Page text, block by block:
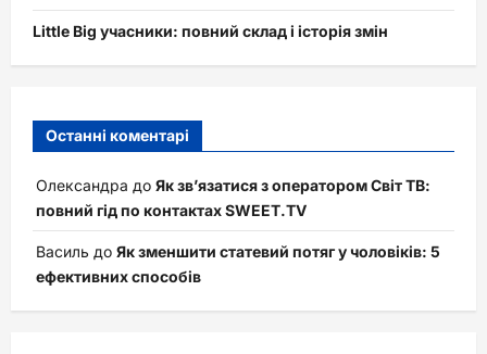
Little Big учасники: повний склад і історія змін
Останні коментарі
Олександра до Як зв’язатися з оператором Світ ТВ:
повний гід по контактах SWEET.TV
Василь до Як зменшити статевий потяг у чоловіків: 5
ефективних способів